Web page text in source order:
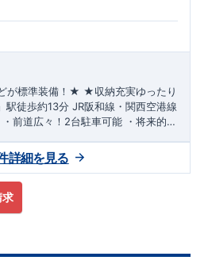
が標準装備！★ ★収納充実ゆったり
駅徒歩約13分 JR阪和線・関西空港線
​ ​・前道広々！ 2台駐車可能 ​・将来的に
リー設置​・各居室に収納
ー​・水回りは
に設置 ​ ​
徒歩約11分
ート泉佐野日根野店』
求
詳細を見る